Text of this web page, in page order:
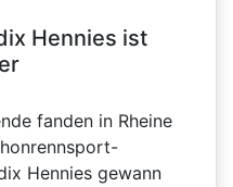
Hennies ist
fanden in Rheine
Hennies gewann